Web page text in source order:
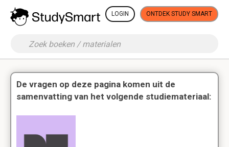
LOGIN ONTDEK STUDY SMART
De vragen op deze pagina komen uit de
samenvatting van het volgende studiemateriaal: